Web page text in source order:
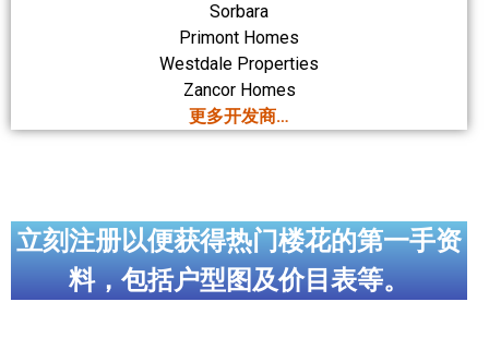
Sorbara
Primont Homes
Westdale Properties
Zancor Homes
更多开发商…
立刻注册以便获得热门楼花的第一手资
料，包括户型图及价目表等。